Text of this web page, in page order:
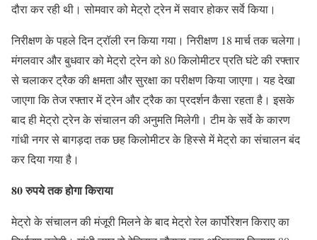
दौरा कर रही थी। सोमवार को मेट्रो ट्रेन में सवार होकर सर्वे किया।
निरीक्षण के पहले दिन ट्रॉली रन किया गया। निरीक्षण 18 मार्च तक चलेगा।
मंगलवार और बुधवार को मेट्रो ट्रेन को 80 किलोमीटर प्रति घंटे की रफ्तार
से चलाकर ट्रैक की क्षमता और सुरक्षा का परीक्षण किया जाएगा। यह देखा
जाएगा कि तेज रफ्तार में ट्रेन और ट्रैक का प्रदर्शन कैसा रहता है। इसके
बाद ही मेट्रो ट्रेन के संचालन की अनुमति मिलेगी। टीम के सर्वे के कारण
गांधी नगर से बागड़दा तक छह किलोमीटर के हिस्से में मेट्रो का संचालन बंद
कर दिया गया है।
80 रुपये तक होगा किराया
मेट्रो के संचालन की मंजूरी मिलने के बाद मेट्रो रेल कार्पोरेशन किराए का